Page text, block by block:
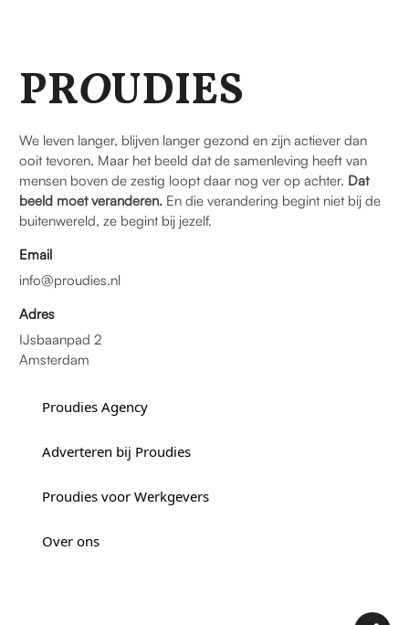
PROUDIES
We leven langer, blijven langer gezond en zijn actiever dan
ooit tevoren. Maar het beeld dat de samenleving heeft van
mensen boven de zestig loopt daar nog ver op achter. Dat
beeld moet veranderen. En die verandering begint niet bij de
buitenwereld, ze begint bij jezelf.
Email
info@proudies.nl
Adres
IJsbaanpad 2
Amsterdam
Proudies Agency
Adverteren bij Proudies
Proudies voor Werkgevers
Over ons